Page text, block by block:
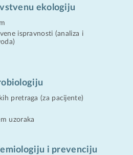
ekologiju
ispravnosti (analiza i
pretraga (za pacijente)
uzoraka
i prevenciju